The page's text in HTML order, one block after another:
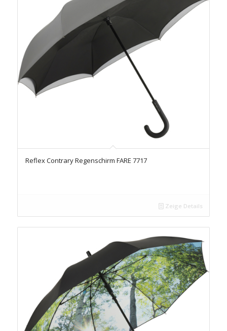
Reflex Contrary Regenschirm FARE 7717
Zeige Details